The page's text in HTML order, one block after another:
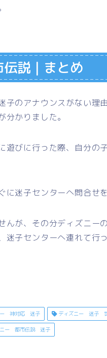
説｜まとめ
子のアナウンスがない理
かりました。
遊びに行った際、自分の
に迷子センターへ問合せ
んが、その分ディズニー
迷子センターへ連れて行
神対応 迷子 ディズニー 迷子
ー 都市伝説 迷子